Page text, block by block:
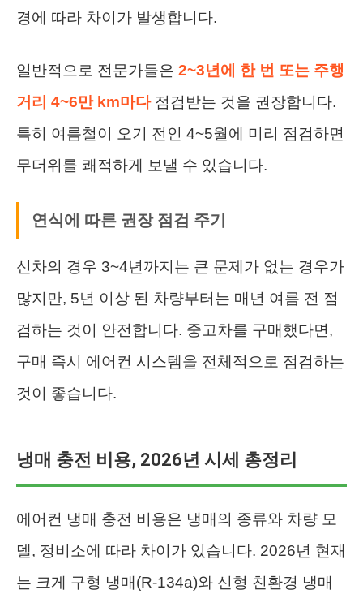
경에 따라 차이가 발생합니다.
일반적으로 전문가들은 2~3년에 한 번 또는 주행
거리 4~6만 km마다점검받는 것을 권장합니다.
특히 여름철이 오기 전인 4~5월에 미리 점검하면
무더위를 쾌적하게 보낼 수 있습니다.
연식에 따른 권장 점검 주기
신차의 경우 3~4년까지는 큰 문제가 없는 경우가
많지만, 5년 이상 된 차량부터는 매년 여름 전 점
검하는 것이 안전합니다. 중고차를 구매했다면,
구매 즉시 에어컨 시스템을 전체적으로 점검하는
것이 좋습니다.
냉매 충전 비용, 2026년 시세 총정리
에어컨 냉매 충전 비용은 냉매의 종류와 차량 모
델, 정비소에 따라 차이가 있습니다. 2026년 현재
는 크게 구형 냉매(R-134a)와 신형 친환경 냉매